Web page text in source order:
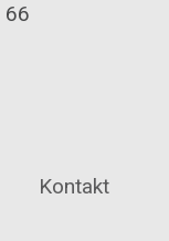
66
Kontakt